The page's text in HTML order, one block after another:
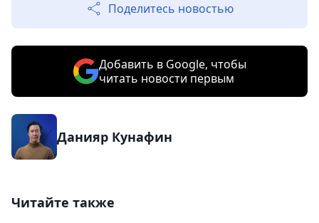
Поделитесь новостью
Добавить в Google, чтобы
читать новости первым
Данияр Кунафин
Читайте также